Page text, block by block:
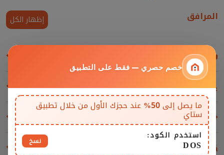
المرافق إظهار الكل
غرف المعيشة والمقاعد
مسابح
المرافق والإضافات
غرف النوم
خصم حصري — فقط على التطبيق
ما يصل إلى50% عند حجزك الأول من خلال تطبيق
ستاي
استخدم الكود:
DOS نسخ